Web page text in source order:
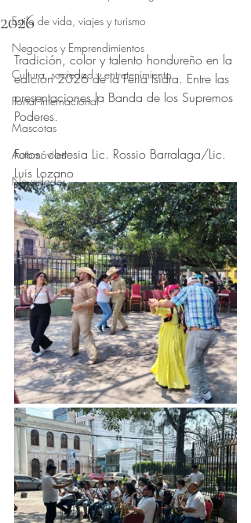
Estilo de vida, viajes y turismo
Negocios y Emprendimientos
Cultura, sociedad y entretenimiento
Portal Internacional
Mascotas
Automóviles
Novedades
2026
Obtuvo NaN de 5 estrellas.
Tradición, color y talento hondureño en la
edición 2026 de la Feria Isidra. Entre las
presentaciones la Banda de los Supremos
Poderes.
Fotos: cortesia Lic. Rossio Barralaga/Lic.
Luis Lozano